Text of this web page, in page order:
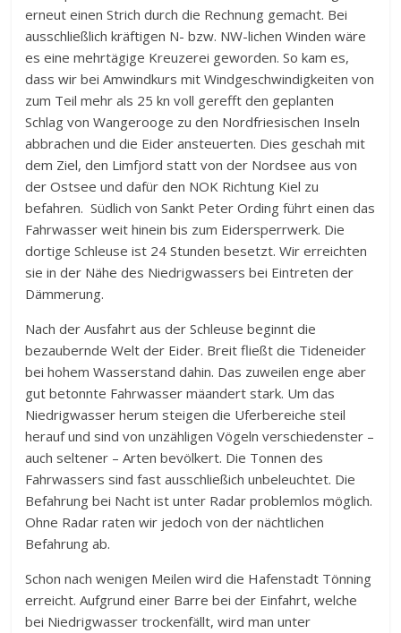
erneut einen Strich durch die Rechnung gemacht. Bei
ausschließlich kräftigen N- bzw. NW-lichen Winden wäre
es eine mehrtägige Kreuzerei geworden. So kam es,
dass wir bei Amwindkurs mit Windgeschwindigkeiten von
zum Teil mehr als 25 kn voll gerefft den geplanten
Schlag von Wangerooge zu den Nordfriesischen Inseln
abbrachen und die Eider ansteuerten. Dies geschah mit
dem Ziel, den Limfjord statt von der Nordsee aus von
der Ostsee und dafür den NOK Richtung Kiel zu
befahren. Südlich von Sankt Peter Ording führt einen das
Fahrwasser weit hinein bis zum Eidersperrwerk. Die
dortige Schleuse ist 24 Stunden besetzt. Wir erreichten
sie in der Nähe des Niedrigwassers bei Eintreten der
Dämmerung.
Nach der Ausfahrt aus der Schleuse beginnt die
bezaubernde Welt der Eider. Breit fließt die Tideneider
bei hohem Wasserstand dahin. Das zuweilen enge aber
gut betonnte Fahrwasser mäandert stark. Um das
Niedrigwasser herum steigen die Uferbereiche steil
herauf und sind von unzähligen Vögeln verschiedenster –
auch seltener – Arten bevölkert. Die Tonnen des
Fahrwassers sind fast ausschließich unbeleuchtet. Die
Befahrung bei Nacht ist unter Radar problemlos möglich.
Ohne Radar raten wir jedoch von der nächtlichen
Befahrung ab.
Schon nach wenigen Meilen wird die Hafenstadt Tönning
erreicht. Aufgrund einer Barre bei der Einfahrt, welche
bei Niedrigwasser trockenfällt, wird man unter